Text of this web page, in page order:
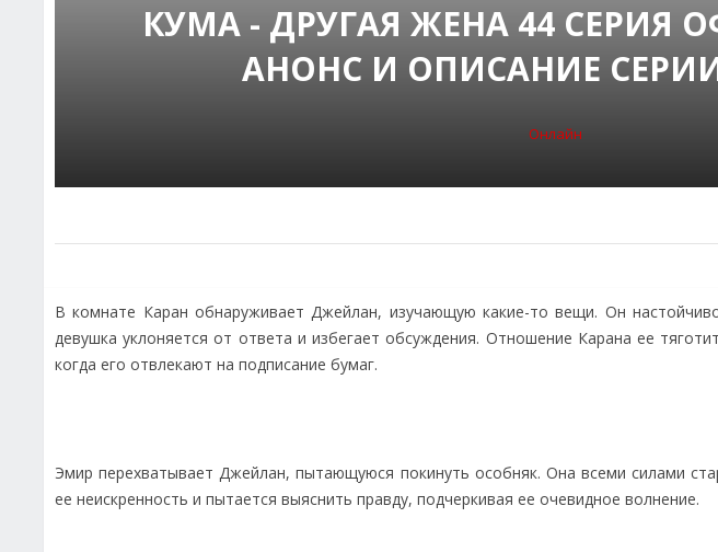
КУМА - ДРУГАЯ ЖЕНА 44 СЕРИЯ
АНОНС И ОПИСАНИЕ
Онлайн
В комнате Каран обнаруживает Джейлан, изучающую какие-то вещи. Он
девушка уклоняется от ответа и избегает обсуждения. Отношение Карана ее
когда его отвлекают на подписание бумаг.
Эмир перехватывает Джейлан, пытающуюся покинуть особняк. Она всеми силами
ее неискренность и пытается выяснить правду, подчеркивая ее очевидное волнение.